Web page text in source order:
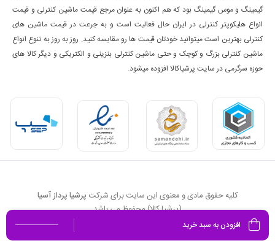
افزودن به سبد خرید
گیمینگ و موس گیمینگ بود که هم اکنون به عنوان مرجع قیمت ماشین کنترلی و قیمت
انواع هلیکوپتر کنترلی در ایران حال فعالیت است و به جرعت در قیمت ماشین های
کنترلی بهترین است میتوانید خودتان قیمت ها رو مقایسه کنید. روز به روز به تنوع انواع
ماشین کنترلی بزرگ و کوچک و حتی ماشین کنترلی بنزینی و الکتریکی و دیگر کالا های
حوزه سرگرمی در سایت پرشیاکالا افزوده میشود.
کلیه حقوق مادی و معنوی این سایت برای شرکت پرشیا پرداز آسیا
(پرشیا کالا) محفوظ می باشد